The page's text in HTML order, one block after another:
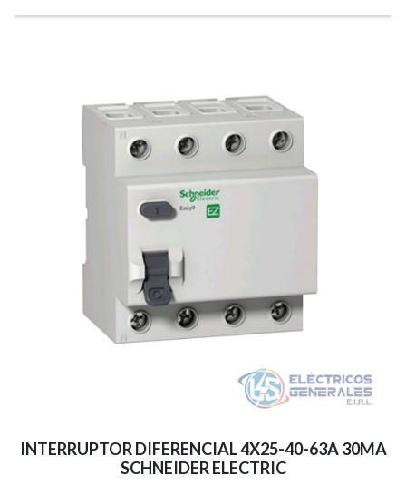
INTERRUPTOR DIFERENCIAL 4X25-40-63A 30MA
SCHNEIDER ELECTRIC